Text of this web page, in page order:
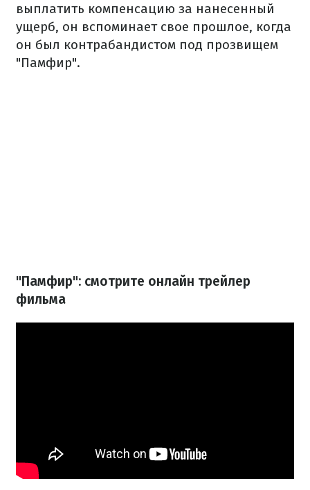
выплатить компенсацию за нанесенный
ущерб, он вспоминает свое прошлое, когда
он был контрабандистом под прозвищем
"Памфир".
"Памфир": смотрите онлайн трейлер
фильма